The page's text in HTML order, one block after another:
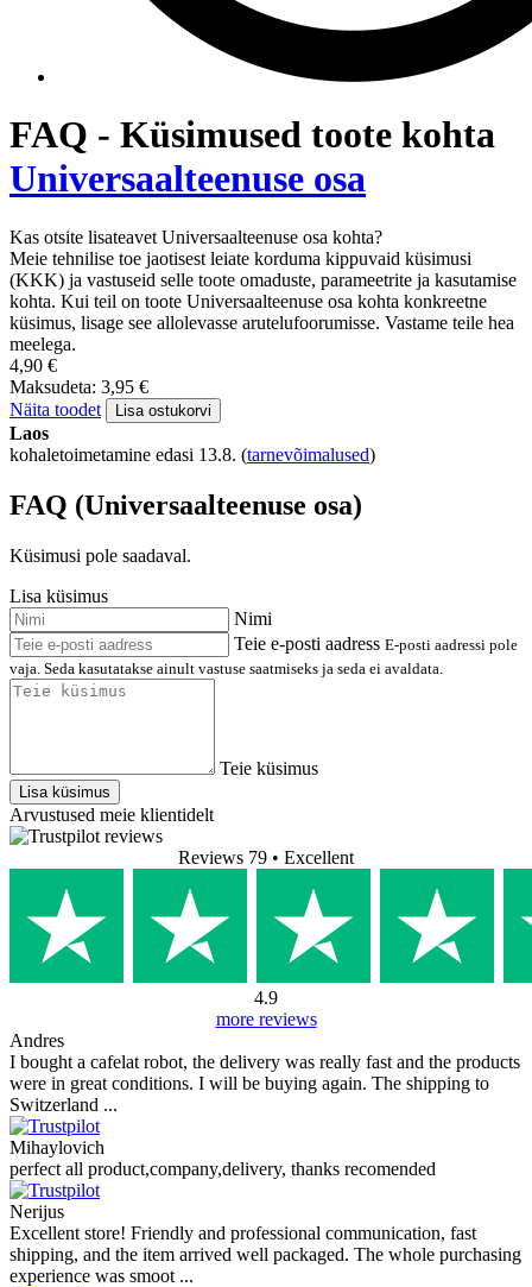
FAQ - Küsimused toote kohta
Universaalteenuse osa
Kas otsite lisateavet Universaalteenuse osa kohta?
Meie tehnilise toe jaotisest leiate korduma kippuvaid küsimusi
(KKK) ja vastuseid selle toote omaduste, parameetrite ja kasutamise
kohta. Kui teil on toote Universaalteenuse osa kohta konkreetne
küsimus, lisage see allolevasse arutelufoorumisse. Vastame teile hea
meelega.
4,90 €
Maksudeta: 3,95 €
Näita toodet
Lisa ostukorvi
Laos
kohaletoimetamine edasi 13.8. (tarnevõimalused)
FAQ (Universaalteenuse osa)
Küsimusi pole saadaval.
Lisa küsimus
Nimi
Teie e-posti aadress E-posti aadressi pole
vaja. Seda kasutatakse ainult vastuse saatmiseks ja seda ei avaldata.
Teie küsimus
Lisa küsimus
Arvustused meie klientidelt
Reviews 79 • Excellent
4.9
more reviews
Andres
I bought a cafelat robot, the delivery was really fast and the products
were in great conditions. I will be buying again. The shipping to
Switzerland ...
Mihaylovich
perfect all product,company,delivery, thanks recomended
Nerijus
Excellent store! Friendly and professional communication, fast
shipping, and the item arrived well packaged. The whole purchasing
experience was smoot ...